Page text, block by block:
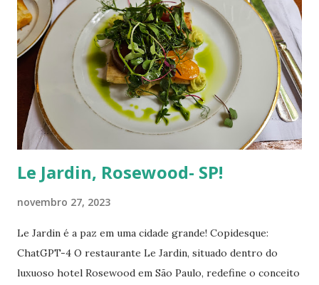
Le Jardin, Rosewood- SP!
novembro 27, 2023
Le Jardin é a paz em uma cidade grande! Copidesque:
ChatGPT-4 O restaurante Le Jardin, situado dentro do
luxuoso hotel Rosewood em São Paulo, redefine o conceito